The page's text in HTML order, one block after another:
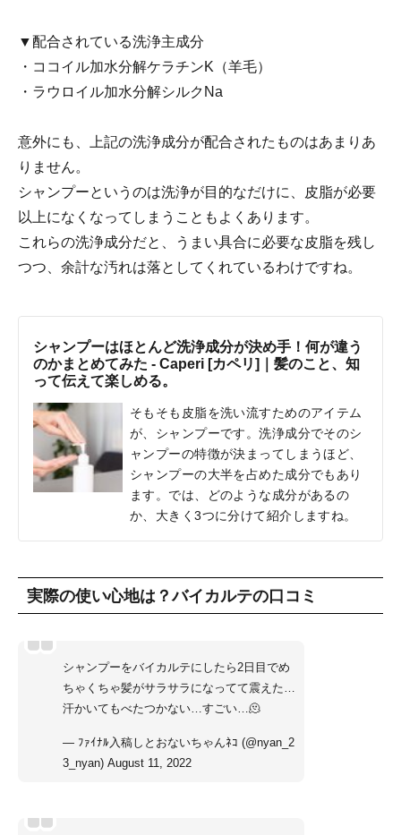
▼配合されている洗浄主成分
・ココイル加水分解ケラチンK（羊毛）
・ラウロイル加水分解シルクNa
意外にも、上記の洗浄成分が配合されたものはあまりあ
りません。
シャンプーというのは洗浄が目的なだけに、皮脂が必要
以上になくなってしまうこともよくあります。
これらの洗浄成分だと、うまい具合に必要な皮脂を残し
つつ、余計な汚れは落としてくれているわけですね。
シャンプーはほとんど洗浄成分が決め手！何が違う
のかまとめてみた - Caperi [カペリ]｜髪のこと、知
って伝えて楽しめる。
そもそも皮脂を洗い流すためのアイテム
が、シャンプーです。洗浄成分でそのシ
ャンプーの特徴が決まってしまうほど、
シャンプーの大半を占めた成分でもあり
ます。では、どのような成分があるの
か、大きく3つに分けて紹介しますね。
実際の使い心地は？バイカルテの口コミ
シャンプーをバイカルテにしたら2日目でめ
ちゃくちゃ髪がサラサラになってて震えた…
汗かいてもべたつかない…すごい…🫠
— ﾌｧｲﾅﾙ入稿しとおないちゃんﾈｺ (@nyan_2
3_nyan) August 11, 2022